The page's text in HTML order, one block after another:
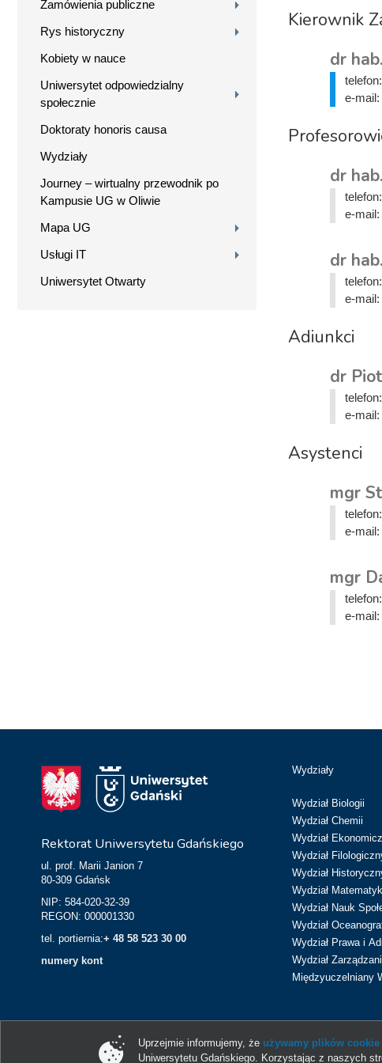
Zamówienia publiczne
Rys historyczny
Kobiety w nauce
Uniwersytet odpowiedzialny
społecznie
Doktoraty honoris causa
Wydziały
Journey – wirtualny przewodnik po
Kampusie UG w Oliwie
Mapa UG
Usługi IT
Uniwersytet Otwarty
Kierownik
dr
telefon:
e-mail:
dr
telefon:
e-mail:
dr
telefon:
e-mail:
Adiunkci
dr
telefon:
e-mail:
Asystenci
mgr
telefon:
e-mail:
mgr
telefon:
e-mail:
Rektorat Uniwersytetu Gdańskiego
ul. prof. Marii Janion 7
80-309 Gdańsk
NIP: 584-020-32-39
REGON: 000001330
tel. portiernia:+ 48 58 523 30 00
numery kont
Wydziały
Wydział Biologii
Wydział Chemii
Wydział
Wydział
Wydział
Wydział
Wydział Nauk
Wydział
Wydział Prawa i
Wydział
Międzyuczelniany
Uprzejmie informujemy, że używamy plików cookie
Uniwersytetu Gdańskiego. Korzystając z naszych